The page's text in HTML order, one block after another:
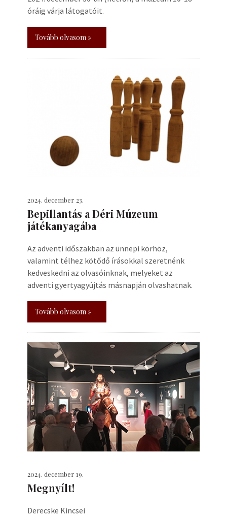
óráig várja látogatóit.
Tovább olvasom »
2024. december 23.
Bepillantás a Déri Múzeum
játékanyagába
Az adventi időszakban az ünnepi körhöz,
valamint télhez kötődő írásokkal szeretnénk
kedveskedni az olvasóinknak, melyeket az
adventi gyertyagyújtás másnapján olvashatnak.
Tovább olvasom »
2024. december 19.
Megnyílt!
Derecske Kincsei